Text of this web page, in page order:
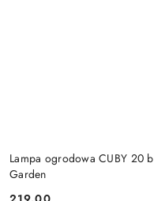
Lampa ogrodowa CUBY 20
Garden